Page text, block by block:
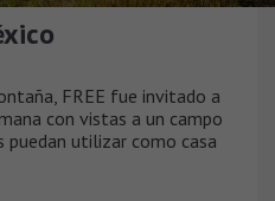
FREE fue invitado a
con vistas a un campo
utilizar como casa